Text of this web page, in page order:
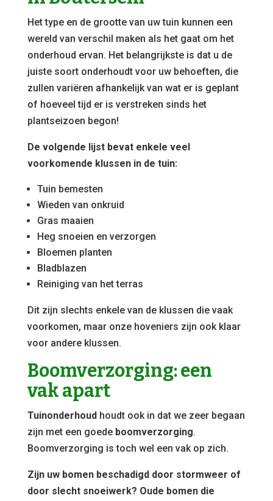
Het type en de grootte van uw tuin kunnen een
wereld van verschil maken als het gaat om het
onderhoud ervan. Het belangrijkste is dat u de
juiste soort onderhoudt voor uw behoeften, die
zullen variëren afhankelijk van wat er is geplant
of hoeveel tijd er is verstreken sinds het
plantseizoen begon!
De volgende lijst bevat enkele veel
voorkomende klussen in de tuin:
Tuin bemesten
Wieden van onkruid
Gras maaien
Heg snoeien en verzorgen
Bloemen planten
Bladblazen
Reiniging van het terras
Dit zijn slechts enkele van de klussen die vaak
voorkomen, maar onze hoveniers zijn ook klaar
voor andere klussen.
Boomverzorging: een
vak apart
Tuinonderhoudhoudt ook in dat we zeer begaan
zijn met een goede boomverzorging.
Boomverzorging is toch wel een vak op zich.
Zijn uw bomen beschadigd door stormweer of
door slecht snoeiwerk? Oude bomen die